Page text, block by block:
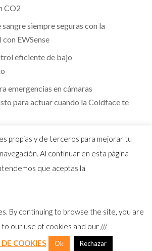
CO2
sangre siempre seguras con la
EWSense
eficiente de bajo
emergencias en cámaras
para actuar cuando la Coldface te
oficial Eliwell en España y
LegalI Política Privacidad
Calidad
ICookies
propias y de terceros para mejorar tu
Al continuar en esta página
que aceptas la
By continuing to browse the site, you are
to our use of cookies and our ///
COOKIES
Ok Rechazar